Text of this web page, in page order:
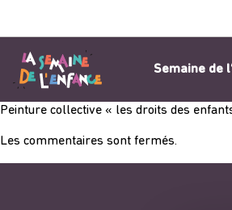
Semaine de
Peinture collective « les droits des
Les commentaires sont fermés.